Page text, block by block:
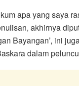
apa yang saya
akhirnya
Bayangan’, ini
dalam